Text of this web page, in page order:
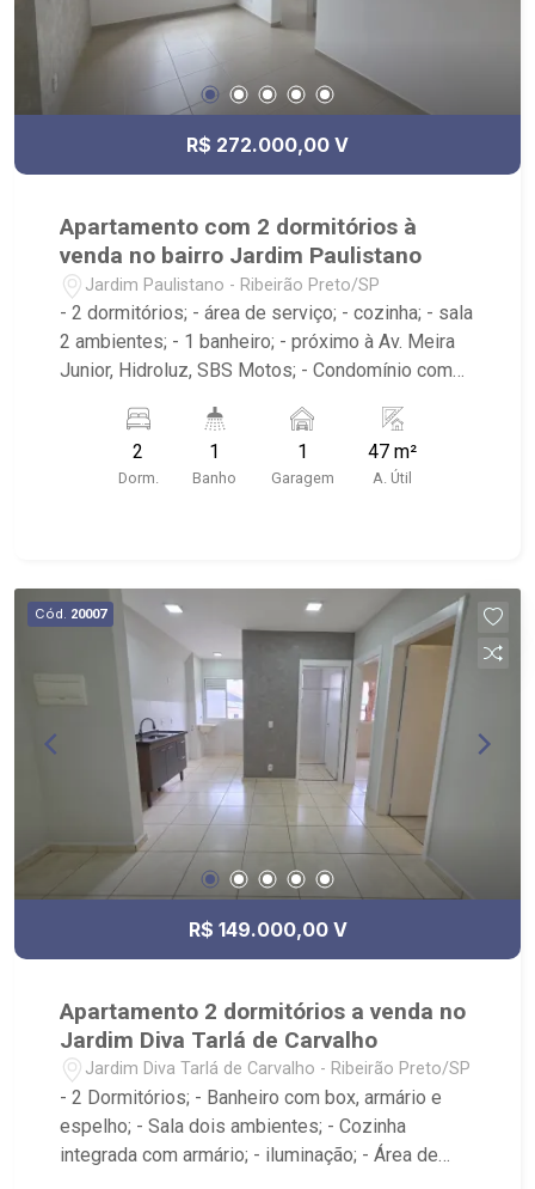
R$ 272.000,00 V
Apartamento com 2 dormitórios à
venda no bairro Jardim Paulistano
Jardim Paulistano - Ribeirão Preto/SP
- 2 dormitórios; - área de serviço; - cozinha; - sala
2 ambientes; - 1 banheiro; - próximo à Av. Meira
Junior, Hidroluz, SBS Motos; - Condomínio com
esportes, playground, churrasqueira, pet place
entre outros
2
Dorm.
1
Banho
1
Garagem
47 m²
A. Útil
Cód. 20007
R$ 149.000,00 V
Apartamento 2 dormitórios a venda no
Jardim Diva Tarlá de Carvalho
Jardim Diva Tarlá de Carvalho - Ribeirão Preto/SP
- 2 Dormitórios; - Banheiro com box, armário e
espelho; - Sala dois ambientes; - Cozinha
integrada com armário; - iluminação; - Área de